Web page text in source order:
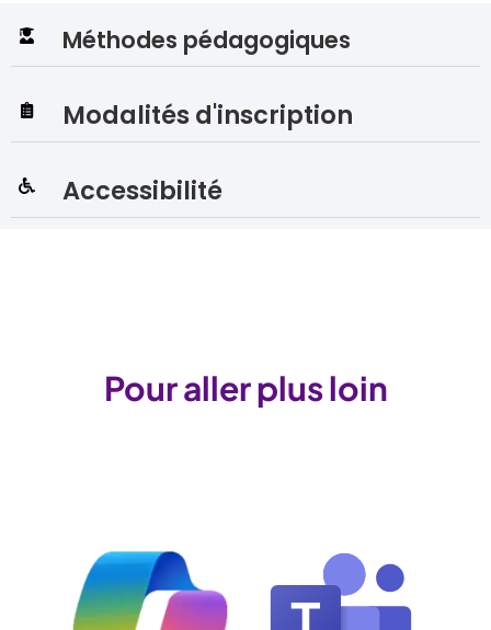
Méthodes pédagogiques
Modalités d'inscription
Accessibilité
Pour aller plus loin